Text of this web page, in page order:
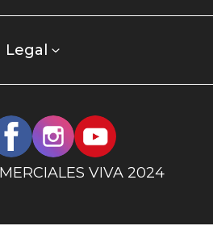
Legal
VIVA 2024